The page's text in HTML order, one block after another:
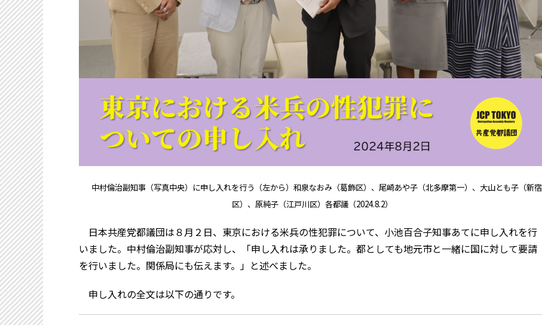
中村倫治副知事（写真中央）に申し入れを行う（左から）和泉なおみ（葛飾区）、尾崎あや子（北多摩第一）、大山とも子（新宿
区）、原純子（江戸川区）各都議（2024.8.2）
日本共産党都議団は８月２日、東京における米兵の性犯罪について、小池百合子知事あてに申し入れを行
いました。中村倫治副知事が応対し、「申し入れは承りました。都としても地元市と一緒に国に対して要請
を行いました。関係局にも伝えます。」と述べました。
申し入れの全文は以下の通りです。